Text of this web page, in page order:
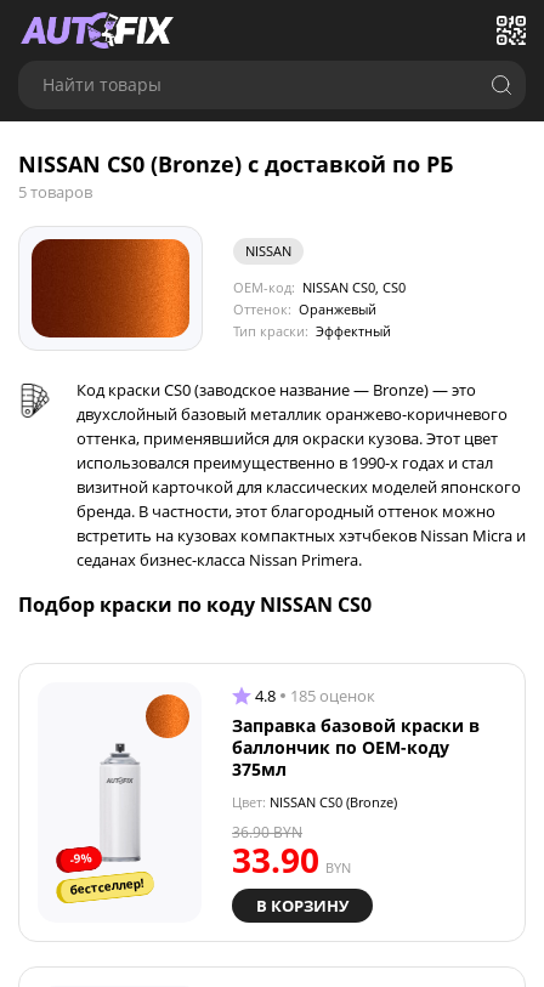
Найти товары
NISSAN CS0 (Bronze) с доставкой по РБ
5 товаров
NISSAN
OEM-код: NISSAN CS0, CS0
Оттенок: Оранжевый
Тип краски: Эффектный
Код краски CS0 (заводское название — Bronze) — это
двухслойный базовый металлик оранжево-коричневого
оттенка, применявшийся для окраски кузова. Этот цвет
использовался преимущественно в 1990-х годах и стал
визитной карточкой для классических моделей японского
бренда. В частности, этот благородный оттенок можно
встретить на кузовах компактных хэтчбеков Nissan Micra и
седанах бизнес-класса Nissan Primera.
Подбор краски по коду NISSAN CS0
-9%
бестселлер!
4.8 185 оценок
Заправка базовой краски в
баллончик по OEM-коду
375мл
Цвет: NISSAN CS0 (Bronze)
33.90 BYN
36.90BYN
В КОРЗИНУ